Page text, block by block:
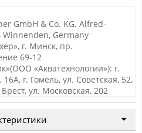
GmbH & Co. KG. Alfred-
Winnenden, Germany
г. Минск, пр.
69-12
«Акватехнологии»): г.
г. Гомель, ул. Советская, 52,
ул. Московская, 202